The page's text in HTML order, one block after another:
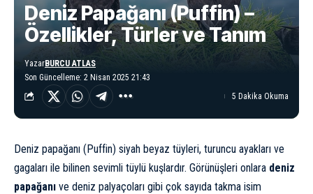
Deniz Papağanı (Puffin) –
Özellikler, Türler ve Tanım
Son Güncelleme: 2 Nisan 2025 21:43
YazarBURCU ATLAS
5 Dakika Okuma
Deniz papağanı (Puffin) siyah beyaz tüyleri, turuncu ayakları ve
gagaları ile bilinen sevimli tüylü kuşlardır. Görünüşleri onlara deniz
papağanı ve deniz palyaçoları gibi çok sayıda takma isim